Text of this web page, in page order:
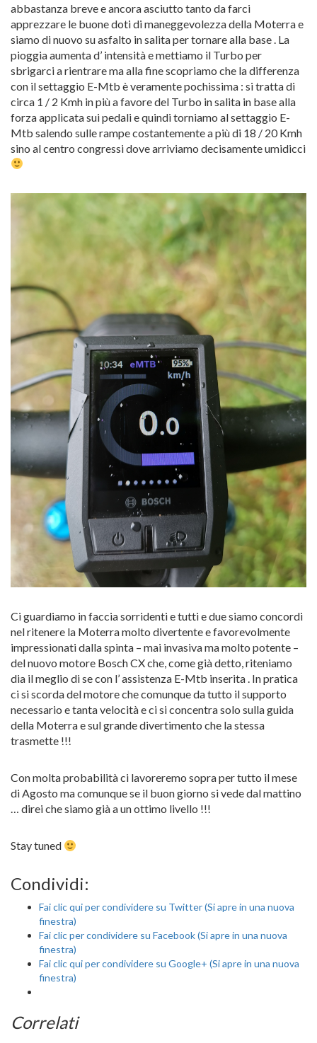
abbastanza breve e ancora asciutto tanto da farci
apprezzare le buone doti di maneggevolezza della Moterra e
siamo di nuovo su asfalto in salita per tornare alla base . La
pioggia aumenta d’ intensità e mettiamo il Turbo per
sbrigarci a rientrare ma alla fine scopriamo che la differenza
con il settaggio E-Mtb è veramente pochissima : si tratta di
circa 1 / 2 Kmh in più a favore del Turbo in salita in base alla
forza applicata sui pedali e quindi torniamo al settaggio E-
Mtb salendo sulle rampe costantemente a più di 18 / 20 Kmh
sino al centro congressi dove arriviamo decisamente umidicci
Ci guardiamo in faccia sorridenti e tutti e due siamo concordi
nel ritenere la Moterra molto divertente e favorevolmente
impressionati dalla spinta – mai invasiva ma molto potente –
del nuovo motore Bosch CX che, come già detto, riteniamo
dia il meglio di se con l’ assistenza E-Mtb inserita . In pratica
ci si scorda del motore che comunque da tutto il supporto
necessario e tanta velocità e ci si concentra solo sulla guida
della Moterra e sul grande divertimento che la stessa
trasmette !!!
Con molta probabilità ci lavoreremo sopra per tutto il mese
di Agosto ma comunque se il buon giorno si vede dal mattino
… direi che siamo già a un ottimo livello !!!
Stay tuned
Condividi:
Fai clic qui per condividere su Twitter (Si apre in una nuova
finestra)
Fai clic per condividere su Facebook (Si apre in una nuova
finestra)
Fai clic qui per condividere su Google+ (Si apre in una nuova
finestra)
Correlati